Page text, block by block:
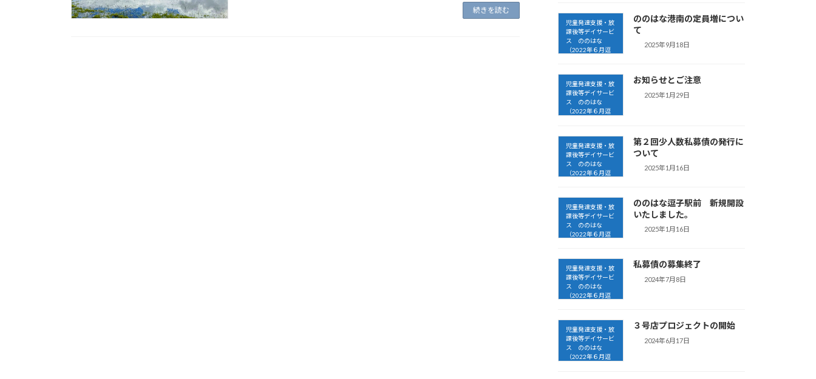
続きを読む
児童発達支援・放
課後等デイサービ
ス ののはな
（2022年６月逗
ののはな港南の定員増につい
て
2025年9月18日
児童発達支援・放
課後等デイサービ
ス ののはな
（2022年６月逗
お知らせとご注意
2025年1月29日
児童発達支援・放
課後等デイサービ
ス ののはな
（2022年６月逗
第２回少人数私募債の発行に
ついて
2025年1月16日
児童発達支援・放
課後等デイサービ
ス ののはな
（2022年６月逗
ののはな逗子駅前 新規開設
いたしました。
2025年1月16日
児童発達支援・放
課後等デイサービ
ス ののはな
（2022年６月逗
私募債の募集終了
2024年7月8日
児童発達支援・放
課後等デイサービ
ス ののはな
（2022年６月逗
３号店プロジェクトの開始
2024年6月17日